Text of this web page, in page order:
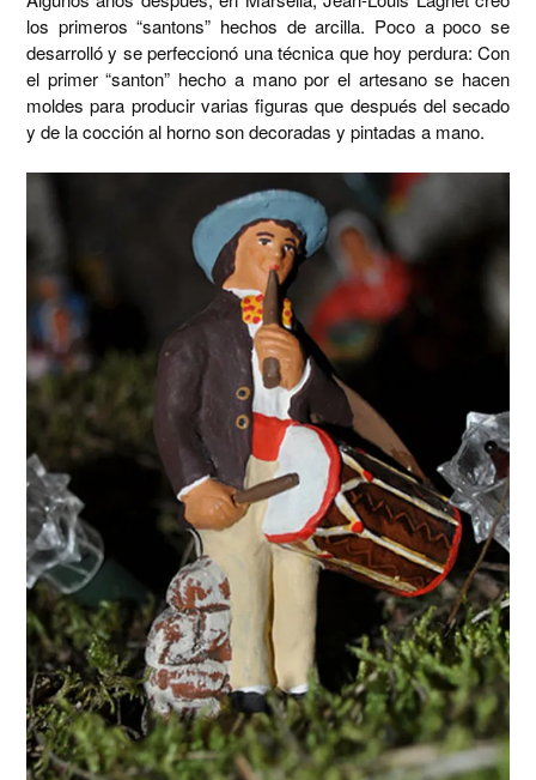
los primeros “santons” hechos de arcilla. Poco a poco se
desarrolló y se perfeccionó una técnica que hoy perdura: Con
el primer “santon” hecho a mano por el artesano se hacen
moldes para producir varias figuras que después del secado
y de la cocción al horno son decoradas y pintadas a mano.